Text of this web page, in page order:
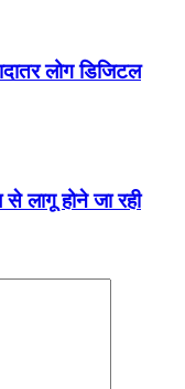
लोग डिजिटल
लागू होने जा रही